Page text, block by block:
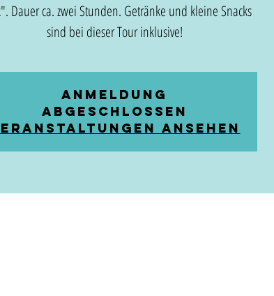
Dauer ca. zwei Stunden. Getränke und kleine Snacks
sind bei dieser Tour inklusive!
Anmeldung
abgeschlossen
ansehen